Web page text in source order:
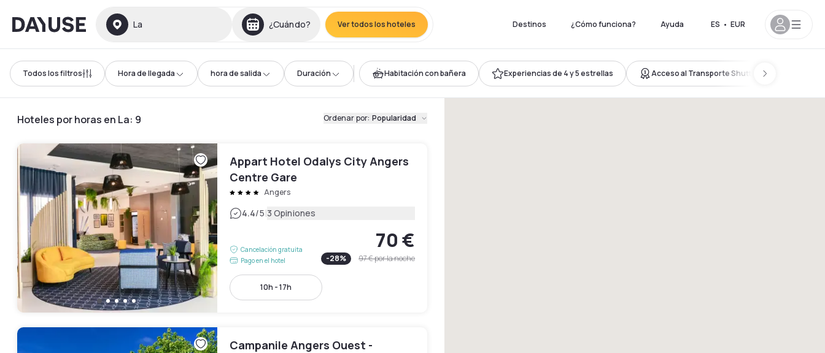
Dayuse La ¿Cuándo? Ver todos los hoteles Destinos ¿Cómo funciona? Ayuda ES • EUR
Todos los filtros Hora de llegada hora de salida Duración Habitación con bañera Experiencias de 4 y 5 estrellas Acceso al Transporte Shuttle
Hoteles por horas en La: 9 Ordenar por: Popularidad
Appart Hotel Odalys City Angers
Centre Gare
Angers
4.4/5|3 Opiniones
Cancelación gratuita
Pago en el hotel
70 €
-28% 97 €por la noche
10h - 17h
Campanile Angers Ouest -